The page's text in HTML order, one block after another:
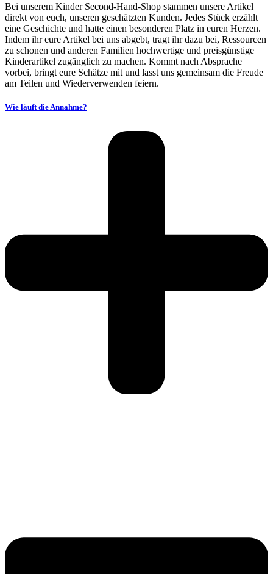
Bei unserem Kinder Second-Hand-Shop stammen unsere Artikel
direkt von euch, unseren geschätzten Kunden. Jedes Stück erzählt
eine Geschichte und hatte einen besonderen Platz in euren Herzen.
Indem ihr eure Artikel bei uns abgebt, tragt ihr dazu bei, Ressourcen
zu schonen und anderen Familien hochwertige und preisgünstige
Kinderartikel zugänglich zu machen. Kommt nach Absprache
vorbei, bringt eure Schätze mit und lasst uns gemeinsam die Freude
am Teilen und Wiederverwenden feiern.
Wie läuft die Annahme?